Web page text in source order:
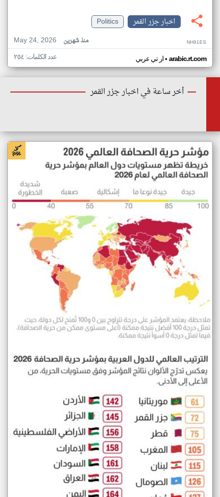
اخبار جزر القمر
Politics
May 24, 2026
منذ شهرين NH91ES
ار تي عربي• arabic.rt.com عدد الكلمات: ٢٥٤
أخر ساعة في اخبار جزر القمر